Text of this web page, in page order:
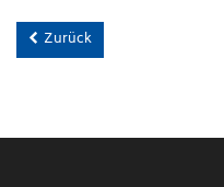
Zurück